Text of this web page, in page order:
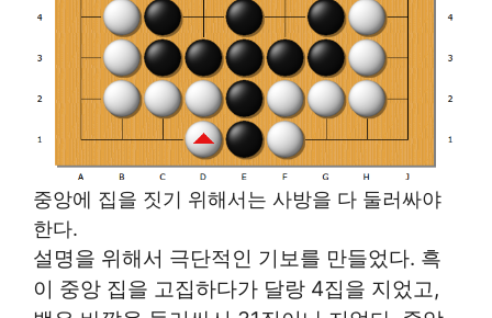
중앙에 집을 짓기 위해서는 사방을 다 둘러싸야
한다.
설명을 위해서 극단적인 기보를 만들었다. 흑
이 중앙 집을 고집하다가 달랑 4집을 지었고,